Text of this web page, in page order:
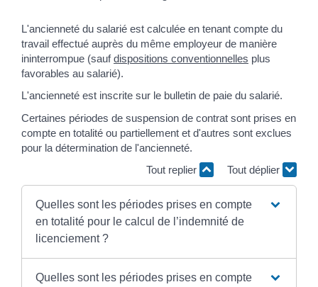
L'ancienneté du salarié est calculée en tenant compte du
travail effectué auprès du même employeur de manière
ininterrompue (saufdispositions conventionnelles plus
favorables au salarié).
L'ancienneté est inscrite sur le bulletin de paie du salarié.
Certaines périodes de suspension de contrat sont prises en
compte en totalité ou partiellement et d'autres sont exclues
pour la détermination de l'ancienneté.
Tout replier
Tout déplier
Quelles sont les périodes prises en compte
en totalité pour le calcul de l’indemnité de
licenciement ?
Quelles sont les périodes prises en compte